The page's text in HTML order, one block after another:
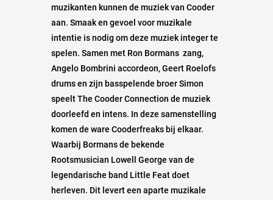
muzikanten kunnen de muziek van Cooder
aan. Smaak en gevoel voor muzikale
intentie is nodig om deze muziek integer te
spelen. Samen met Ron Bormans zang,
Angelo Bombrini accordeon, Geert Roelofs
drums en zijn basspelende broer Simon
speelt The Cooder Connection de muziek
doorleefd en intens. In deze samenstelling
komen de ware Cooderfreaks bij elkaar.
Waarbij Bormans de bekende
Rootsmusician Lowell George van de
legendarische band Little Feat doet
herleven. Dit levert een aparte muzikale